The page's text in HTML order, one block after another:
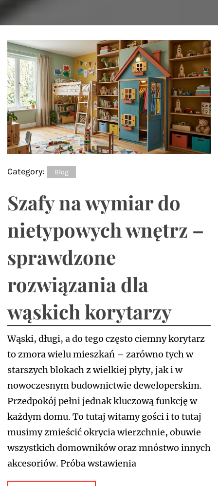
Category: Blog
Szafy na wymiar do
nietypowych wnętrz –
sprawdzone
rozwiązania dla
wąskich korytarzy
Wąski, długi, a do tego często ciemny korytarz
to zmora wielu mieszkań – zarówno tych w
starszych blokach z wielkiej płyty, jak i w
nowoczesnym budownictwie deweloperskim.
Przedpokój pełni jednak kluczową funkcję w
każdym domu. To tutaj witamy gości i to tutaj
musimy zmieścić okrycia wierzchnie, obuwie
wszystkich domowników oraz mnóstwo innych
akcesoriów. Próba wstawienia